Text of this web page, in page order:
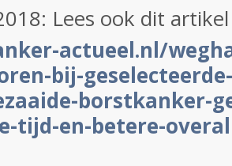
Lees ook dit
actueel.nl/
bij-
borstkanker-
tijd-en-betere-